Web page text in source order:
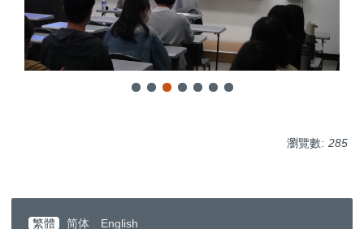
瀏覽數: 285
繁體 简体 English